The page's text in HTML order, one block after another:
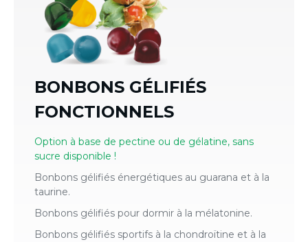
BONBONS GÉLIFIÉS
FONCTIONNELS
Option à base de pectine ou de gélatine, sans
sucre disponible !
Bonbons gélifiés énergétiques au guarana et à la
taurine.
Bonbons gélifiés pour dormir à la mélatonine.
Bonbons gélifiés sportifs à la chondroïtine et à la